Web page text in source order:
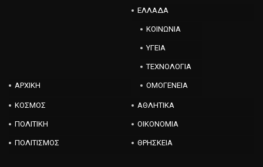
ΑΡΧΙΚΗ
ΕΛΛΑΔΑ
ΚΟΙΝΩΝΙΑ
ΥΓΕΙΑ
ΤΕΧΝΟΛΟΓΙΑ
ΟΜΟΓΕΝΕΙΑ
ΚΟΣΜΟΣ ΑΘΛΗΤΙΚΑ
ΠΟΛΙΤΙΚΗ ΟΙΚΟΝΟΜΙΑ
ΠΟΛΙΤΙΣΜΟΣ ΘΡΗΣΚΕΙΑ